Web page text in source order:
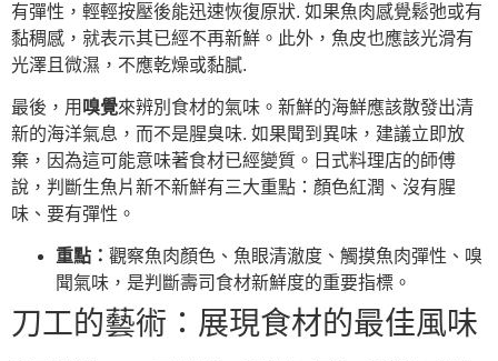
有彈性，輕輕按壓後能迅速恢復原狀. 如果魚肉感覺鬆弛或有
黏稠感，就表示其已經不再新鮮。此外，魚皮也應該光滑有
光澤且微濕，不應乾燥或黏膩.
最後，用 嗅覺來辨別食材的氣味。新鮮的海鮮應該散發出清
新的海洋氣息，而不是腥臭味. 如果聞到異味，建議立即放
棄，因為這可能意味著食材已經變質。日式料理店的師傅
說，判斷生魚片新不新鮮有三大重點：顏色紅潤、沒有腥
味、要有彈性。
重點： 觀察魚肉顏色、魚眼清澈度、觸摸魚肉彈性、嗅
聞氣味，是判斷壽司食材新鮮度的重要指標。
刀工的藝術：展現食材的最佳風味